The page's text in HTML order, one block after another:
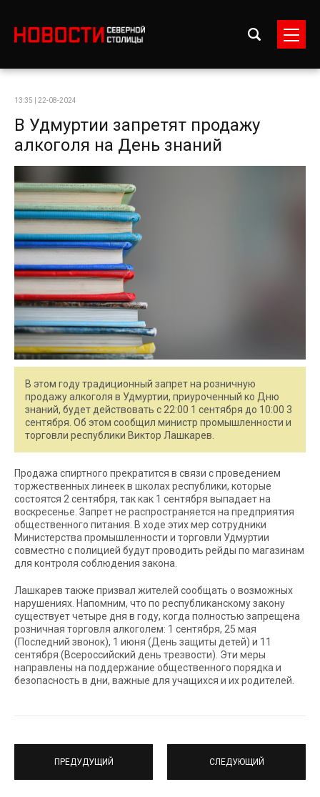
13:35 | 22-08-2024
В Удмуртии запретят продажу
алкоголя на День знаний
В этом году традиционный запрет на розничную
продажу алкоголя в Удмуртии, приуроченный ко Дню
знаний, будет действовать с 22:00 1 сентября до 10:00 3
сентября. Об этом сообщил министр промышленности и
торговли республики Виктор Лашкарев.
Продажа спиртного прекратится в связи с проведением
торжественных линеек в школах республики, которые
состоятся 2 сентября, так как 1 сентября выпадает на
воскресенье. Запрет не распространяется на предприятия
общественного питания. В ходе этих мер сотрудники
Министерства промышленности и торговли Удмуртии
совместно с полицией будут проводить рейды по магазинам
для контроля соблюдения закона.
Лашкарев также призвал жителей сообщать о возможных
нарушениях. Напомним, что по республиканскому закону
существует четыре дня в году, когда полностью запрещена
розничная торговля алкоголем: 1 сентября, 25 мая
(Последний звонок), 1 июня (День защиты детей) и 11
сентября (Всероссийский день трезвости). Эти меры
направлены на поддержание общественного порядка и
безопасность в дни, важные для учащихся и их родителей.
ПРЕДУДУЩИЙ СЛЕДУЮЩИЙ